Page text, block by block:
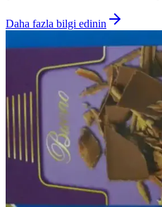
Daha fazla bilgi edinin